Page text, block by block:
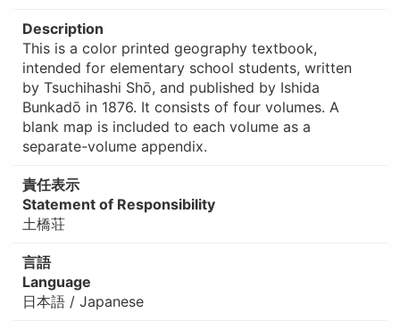
Description
This is a color printed geography textbook,
intended for elementary school students, written
by Tsuchihashi Shō, and published by Ishida
Bunkadō in 1876. It consists of four volumes. A
blank map is included to each volume as a
separate-volume appendix.
責任表示
Statement of Responsibility
土橋荘
言語
Language
日本語 / Japanese